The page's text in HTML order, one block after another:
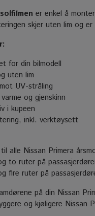
er enkel å
skjer uten lim og
for din bilmodell
uten lim
UV-stråling
og gjenskinn
i kupeen
inkl. verktøysett
alle Nissan Primera
to ruter på
fire ruter på
på din Nissan
og kjøligere Nissan